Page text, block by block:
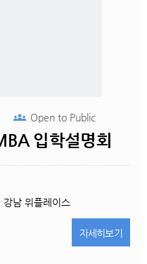
입학설명회
Open toPublic
강남 위플레이스
자세히보기